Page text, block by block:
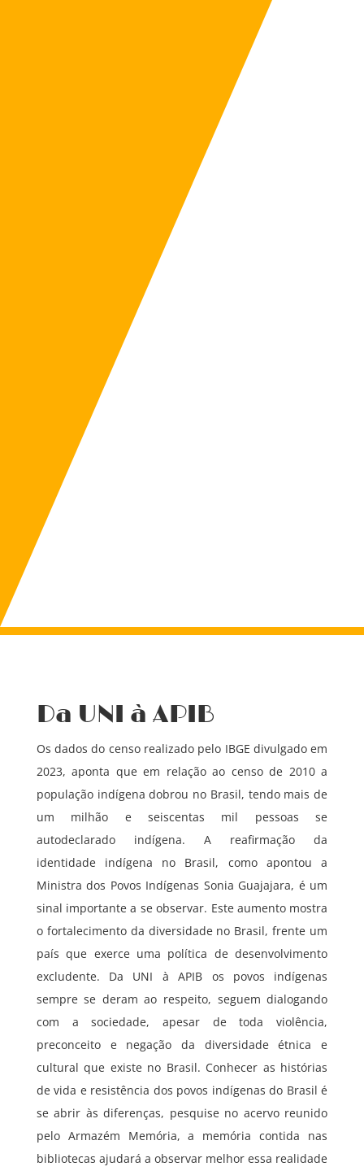
Da UNI à APIB
Os dados do censo realizado pelo IBGE divulgado em
2023, aponta que em relação ao censo de 2010 a
população indígena dobrou no Brasil, tendo mais de
um milhão e seiscentas mil pessoas se
autodeclarado indígena. A reafirmação da
identidade indígena no Brasil, como apontou a
Ministra dos Povos Indígenas Sonia Guajajara, é um
sinal importante a se observar. Este aumento mostra
o fortalecimento da diversidade no Brasil, frente um
país que exerce uma política de desenvolvimento
excludente. Da UNI à APIB os povos indígenas
sempre se deram ao respeito, seguem dialogando
com a sociedade, apesar de toda violência,
preconceito e negação da diversidade étnica e
cultural que existe no Brasil. Conhecer as histórias
de vida e resistência dos povos indígenas do Brasil é
se abrir às diferenças, pesquise no acervo reunido
pelo Armazém Memória, a memória contida nas
bibliotecas ajudará a observar melhor essa realidade